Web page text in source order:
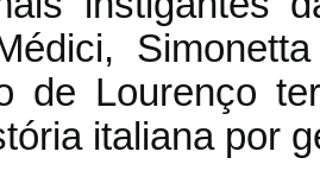
de Lourenço
italiana por